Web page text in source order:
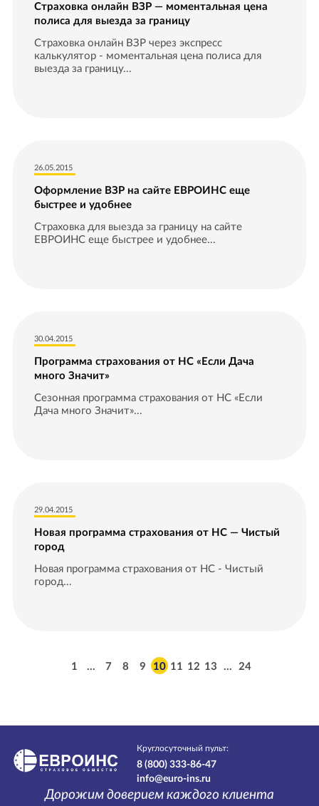
Страховка онлайн ВЗР — моментальная цена
полиса для выезда за границу
Страховка онлайн ВЗР через экспресс
калькулятор - моментальная цена полиса для
выезда за границу...
26.05.2015
Оформление ВЗР на сайте ЕВРОИНС еще
быстрее и удобнее
Страховка для выезда за границу на сайте
ЕВРОИНС еще быстрее и удобнее...
30.04.2015
Программа страхования от НС «Если Дача
много Значит»
Сезонная программа страхования от НС «Если
Дача много Значит»...
29.04.2015
Новая программа страхования от НС — Чистый
город
Новая программа страхования от НС - Чистый
город...
1 … 7 8 9 10 11 12 13 … 24
Круглосуточный пульт:
8 (800) 333-86-47
info@euro-ins.ru
Дорожим доверием каждого клиента